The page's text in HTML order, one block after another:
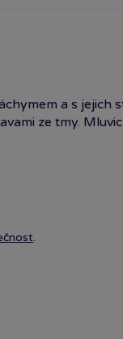
a s
ze tmy.
.